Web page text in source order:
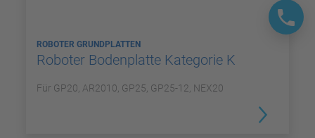
ROBOTER GRUNDPLATTEN
Roboter Bodenplatte Kategorie K
Für GP20, AR2010, GP25, GP25-12, NEX20